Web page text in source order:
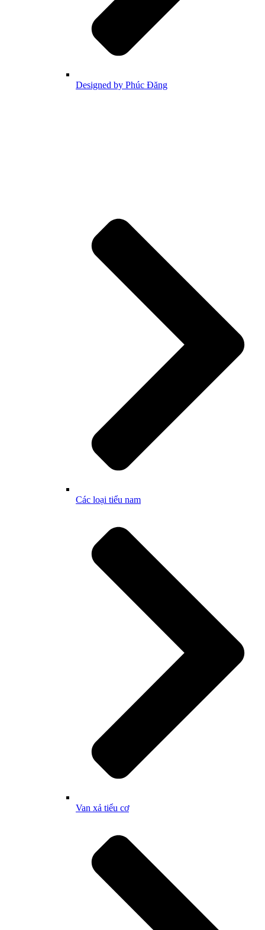
Designed by Phúc Đăng
Các loại tiểu nam
Van xả tiểu cơ